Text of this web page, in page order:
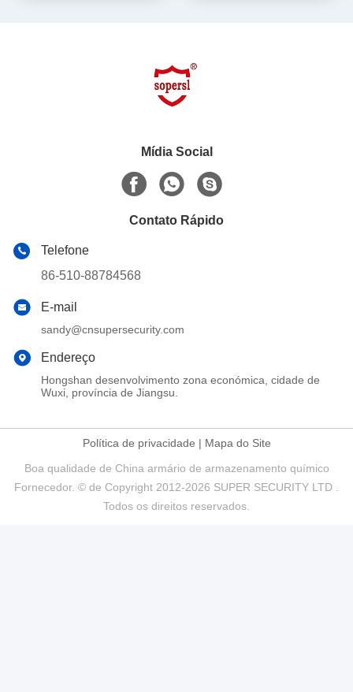
Mídia Social
Contato Rápido
Telefone
86-510-88784568
E-mail
sandy@cnsupersecurity.com
Endereço
Hongshan desenvolvimento zona económica, cidade de
Wuxi, província de Jiangsu.
Política de privacidade | Mapa do Site
Boa qualidade de China armário de armazenamento químico
Fornecedor. © de Copyright 2012-2026 SUPER SECURITY LTD .
Todos os direitos reservados.